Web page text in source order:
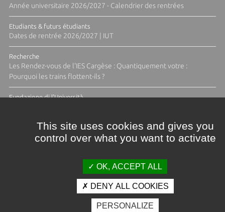
Année universitaire 2026/2027 - Calendrier des rentrées
Etudiants & futurs étudiants
Dates de rentrée 2026/2027 | IUT
Recherche
Les Rendez-vous de l'IES Cargèse : Quantiquement votre :
Pourquoi les trains flottent-ils ?
Fundazione di l'Università
Crédits et mentions légales
Espace presse Photothèque
This site uses cookies and gives you
control over what you want to activate
OK, ACCEPT ALL
DENY ALL COOKIES
PERSONALIZE